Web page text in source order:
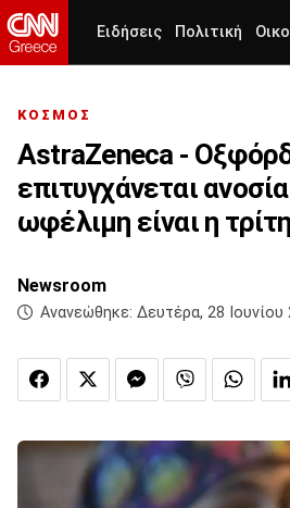
Ειδήσεις Πολιτική
ΚΟΣΜΟΣ
AstraZeneca -
επιτυγχάνεται
ωφέλιμη είναι η
Newsroom
Ανανεώθηκε: Δευτέρα, 28 Ιουνίου